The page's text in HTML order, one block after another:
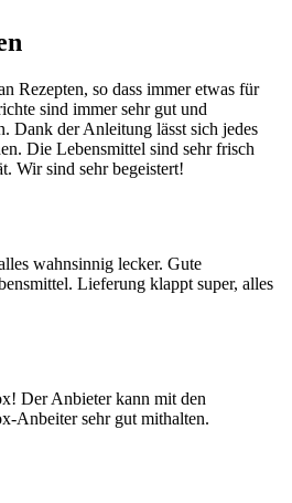
Rezepten, so dass immer etwas für
sind immer sehr gut und
Dank der Anleitung lässt sich jedes
Die Lebensmittel sind sehr frisch
Wir sind sehr begeistert!
wahnsinnig lecker. Gute
Lieferung klappt super, alles
Der Anbieter kann mit den
Anbeiter sehr gut mithalten.